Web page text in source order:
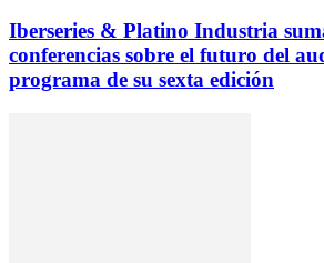
Iberseries & Platino Industria
conferencias sobre el futuro del
programa de su sexta edición